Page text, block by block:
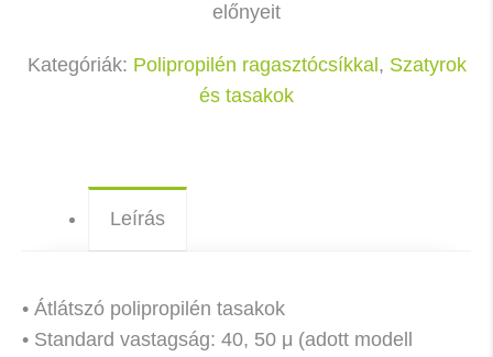
előnyeit
Kategóriák: Polipropilén ragasztócsíkkal , Szatyrok
és tasakok
Leírás
• Átlátszó polipropilén tasakok
• Standard vastagság: 40, 50 μ (adott modell